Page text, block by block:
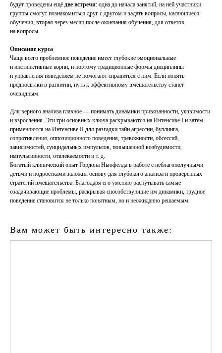
будут проведены ещё две встречи: одна до начала занятий, на ней участники
группы смогут познакомиться друг с другом и задать вопросы, касающиеся
обучения; вторая через месяц после окончания обучения, для ответов
на вопросы.
Описание курса
Чаще всего проблемное поведение имеет глубокие эмоциональные
и инстинктивные корни, и поэтому традиционные формы дисциплины
и управления поведением не помогают справиться с ним. Если понять
предпосылки в развитии, путь к эффективному вмешательству станет
очевидным.
Для верного анализа главное — понимать динамики привязанности, уязвимости
и взросления. Эти три основных ключа раскрываются на Интенсиве I и затем
применяются на Интенсиве II для разгадки тайн агрессии, буллинга,
сопротивления, оппозиционного поведения, тревожности, обсессий,
зависимостей, суицидальных импульсов, повышенной возбудимости,
импульсивности, отвлекаемости и т. д.
Богатый клинический опыт Гордона Ньюфелда в работе с неблагополучными
детьми и подростками заложил основу для глубокого анализа и проверенных
стратегий вмешательства. Благодаря его умению распутывать самые
озадачивающие проблемы, раскрывая способствующие им динамики, трудное
поведение становится не только понятным, но и неожиданно решаемым.
Вам может быть интересно также: